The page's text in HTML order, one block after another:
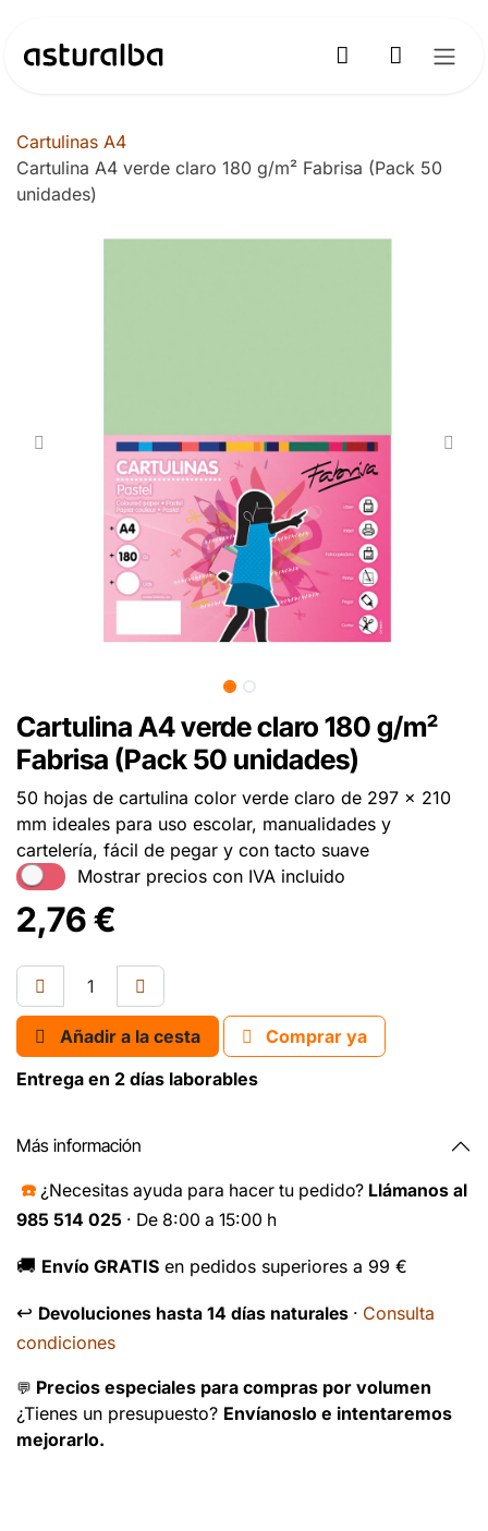
Cartulinas A4
Cartulina A4 verde claro 180 g/m² Fabrisa (Pack 50
unidades)
Cartulina A4 verde claro 180 g/m²
Fabrisa (Pack 50 unidades)
50 hojas de cartulina color verde claro de 297 x 210
mm ideales para uso escolar, manualidades y
cartelería, fácil de pegar y con tacto suave
Mostrar precios con IVA incluido
2,76€
Añadir a la cesta
Comprar ya
Entrega en 2 días laborables
Más información
☎️ ¿Necesitas ayuda para hacer tu pedido? Llámanos al
985 514 025 · De 8:00 a 15:00 h
🚚 Envío GRATIS en pedidos superiores a 99 €
↩️ Devoluciones hasta 14 días naturales · Consulta
condiciones
💬 Precios especiales para compras por volumen
¿Tienes un presupuesto? Envíanoslo e intentaremos
mejorarlo.